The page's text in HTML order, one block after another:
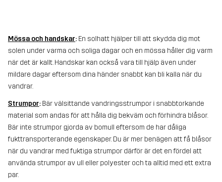
Mössa och handskar: En solhatt hjälper till att skydda dig mot
solen under varma och soliga dagar och en mössa håller dig varm
när det är kallt. Handskar kan också vara till hjälp även under
mildare dagar eftersom dina händer snabbt kan bli kalla när du
vandrar.
Strumpor: Bär välsittande vandringsstrumpor i snabbtorkande
material som andas för att hålla dig bekväm och förhindra blåsor.
Bär inte strumpor gjorda av bomull eftersom de har dåliga
fukttransporterande egenskaper. Du är mer benägen att få blåsor
när du vandrar med fuktiga strumpor därför är det en fördel att
använda strumpor av ull eller polyester och ta alltid med ett extra
par.